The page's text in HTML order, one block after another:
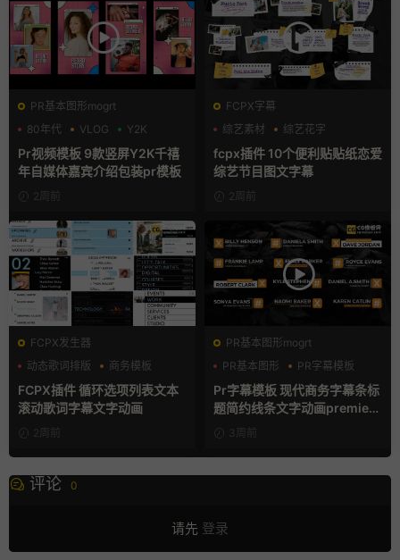
PR基本图形mogrt
80年代
VLOG Y2K
Pr视频模板 9款竖屏Y2K千禧
年自媒体嘉宾介绍包装pr模板
2周前
FCPX字幕
综艺素材
综艺花字
自媒体模板
fcpx插件 10个便利贴贴纸恋爱
综艺节目图文字幕
2周前
FCPX发生器
动态歌词排版
商务模板
字幕模板
FCPX插件 循环选项列表文本
滚动歌词字幕文字动画
2周前
PR基本图形mogrt
PR基本图形
PR字幕模板
商务模板
Pr字幕模板 现代商务字幕条标
题简约线条文字动画premiere
模板3周前
评论 0
请先 登录